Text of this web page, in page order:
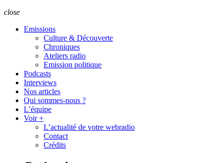
close
Emissions
Culture & Découverte
Chroniques
Ateliers radio
Emission politique
Podcasts
Interviews
Nos articles
Qui sommes-nous ?
L’équipe
Voir +
L’actualité de votre webradio
Contact
Crédits